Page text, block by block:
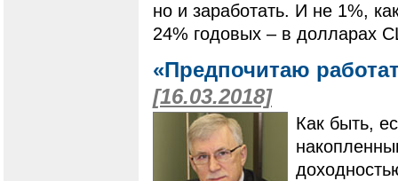
но и заработать. И не 1%,
24% годовых – в долларах
«Предпочитаю
[16.03.2018]
​​​​​​​Как быть,